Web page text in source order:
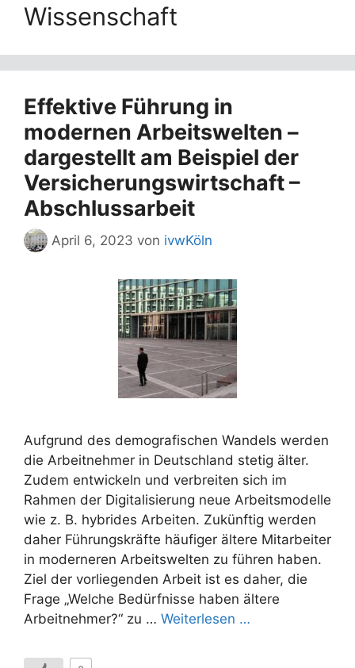
Wissenschaft
Effektive Führung in
modernen Arbeitswelten –
dargestellt am Beispiel der
Versicherungswirtschaft –
Abschlussarbeit
April 6, 2023 von ivwKöln
Aufgrund des demografischen Wandels werden
die Arbeitnehmer in Deutschland stetig älter.
Zudem entwickeln und verbreiten sich im
Rahmen der Digitalisierung neue Arbeitsmodelle
wie z. B. hybrides Arbeiten. Zukünftig werden
daher Führungskräfte häufiger ältere Mitarbeiter
in moderneren Arbeitswelten zu führen haben.
Ziel der vorliegenden Arbeit ist es daher, die
Frage „Welche Bedürfnisse haben ältere
Arbeitnehmer?“ zu … Weiterlesen …